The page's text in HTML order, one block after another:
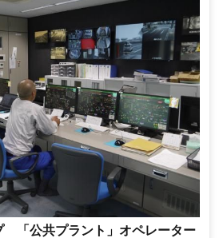
「公共プラント」オペレーター